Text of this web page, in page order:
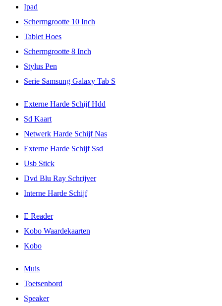
Ipad
Schermgrootte 10 Inch
Tablet Hoes
Schermgrootte 8 Inch
Stylus Pen
Serie Samsung Galaxy Tab S
Externe Harde Schijf Hdd
Sd Kaart
Netwerk Harde Schijf Nas
Externe Harde Schijf Ssd
Usb Stick
Dvd Blu Ray Schrijver
Interne Harde Schijf
E Reader
Kobo Waardekaarten
Kobo
Muis
Toetsenbord
Speaker